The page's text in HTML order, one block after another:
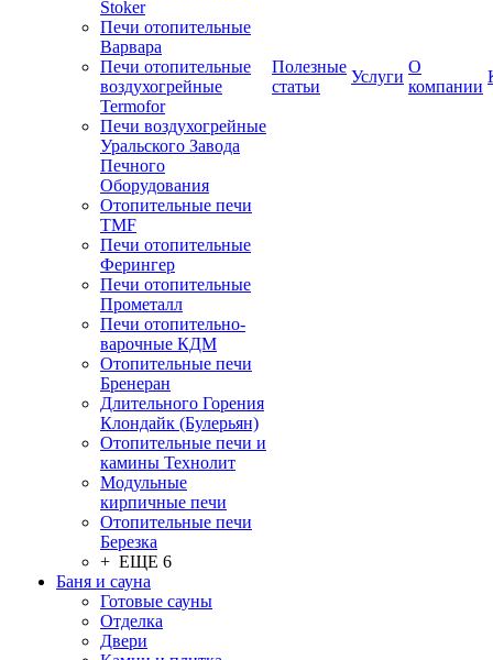
Stoker
Печи отопительные
Варвара
Печи отопительные
воздухогрейные
Termofor
Печи воздухогрейные
Уральского Завода
Печного
Оборудования
Отопительные печи
TMF
Печи отопительные
Ферингер
Печи отопительные
Прометалл
Печи отопительно-
варочные КДМ
Отопительные печи
Бренеран
Длительного Горения
Клондайк (Булерьян)
Отопительные печи и
камины Технолит
Модульные
кирпичные печи
Отопительные печи
Березка
+ ЕЩЕ 6
Баня и сауна
Готовые сауны
Отделка
Двери
Полезные
статьи
Услуги
О
компании